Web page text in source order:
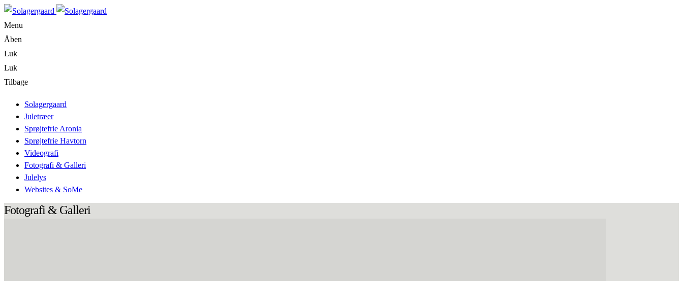
Menu
Åben
Luk
Luk
Tilbage
Solagergaard
Juletræer
Sprøjtefrie Aronia
Sprøjtefrie Havtorn
Videografi
Fotografi & Galleri
Julelys
Websites & SoMe
Fotografi & Galleri